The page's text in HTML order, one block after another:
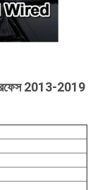
2013-2019